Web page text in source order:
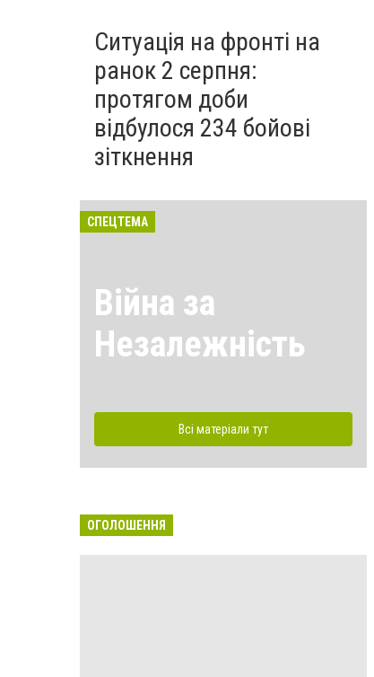
Ситуація на фронті на
ранок 2 серпня:
протягом доби
відбулося 234 бойові
зіткнення
СПЕЦТЕМА
Війна за
Незалежність
Всі матеріали тут
ОГОЛОШЕННЯ